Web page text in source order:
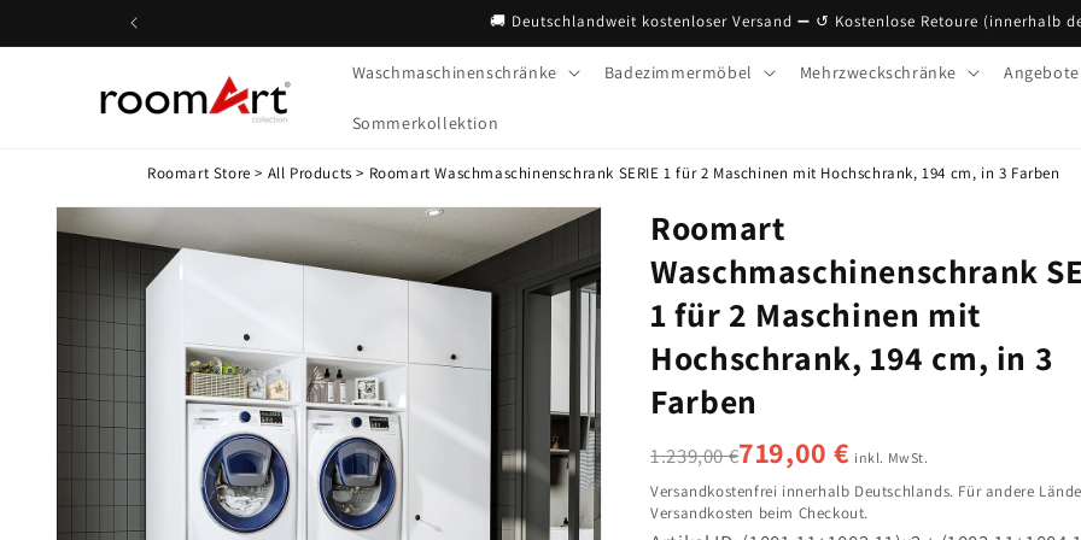
Inhalt
🚚 Deutschlandweit kostenloser Versand ➖ ↺ Kostenlose Retoure (innerhalb
Waschmaschinenschränke Badezimmermöbel Mehrzweckschränke
Sommerkollektion
Roomart Store > All Products > Roomart Waschmaschinenschrank SERIE 1 für 2 Maschinen mit Hochschrank, 194 cm, in 3 Farben
Zu
Produktinformationen
Roomart
Waschmaschinenschrank
1 für 2 Maschinen mit
Hochschrank, 194 cm, in 3
Farben
1.239,00 €719,00 € inkl. MwSt.
Versandkostenfrei innerhalb Deutschlands. Für andere
Versandkosten beim Checkout.